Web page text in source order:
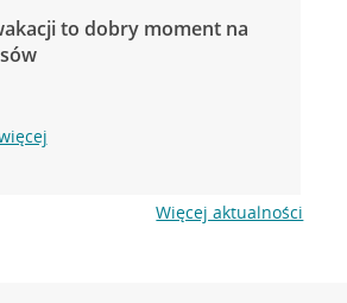
to dobry moment na
Więcej aktualności